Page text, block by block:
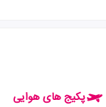
پکیج های هوایی